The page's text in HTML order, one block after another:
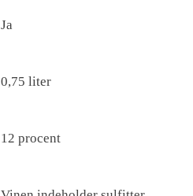
Ja
0,75 liter
12 procent